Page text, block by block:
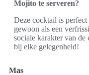
Mojito te serveren?
Deze cocktail is
gewoon als een
sociale karakter van
bij elke gelegenheid!
Mas